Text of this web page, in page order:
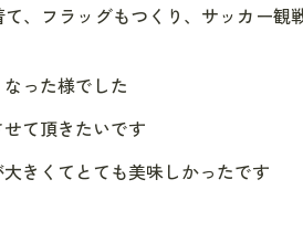
、フラッグもつくり、サッカー観
った様でした
て頂きたいです
きくてとても美味しかったです